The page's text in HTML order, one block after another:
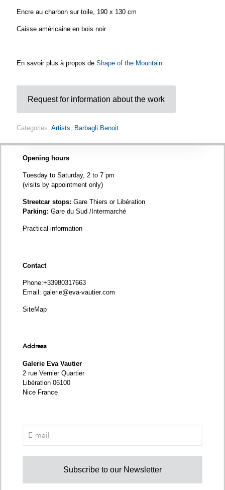
Encre au charbon sur toile, 190 x 130 cm
Caisse américaine en bois noir
En savoir plus à propos de Shape of the Mountain
Request for information about the work
Categories: Artists Barbagli Benoit
Opening hours
Tuesday to Saturday, 2 to 7 pm
(visits by appointment only)
Streetcar stops: Gare Thiers or Libération
Parking: Gare du Sud /Intermarché
Practical information
Contact
Phone:+33980317663
Email: galerie@eva-vautier.com
SiteMap
Address
Galerie Eva Vautier
2 rue Vernier Quartier
Libération 06100
Nice France
Subscribe to our Newsletter